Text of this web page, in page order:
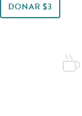
DONAR $3